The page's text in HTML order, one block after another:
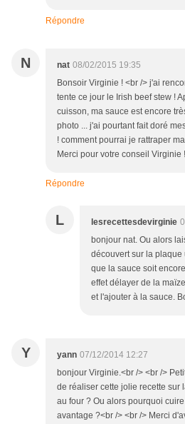
Répondre
N nat 08/02/2015 19:35
Bonsoir Virginie ! <br /> j'ai
tente ce jour le Irish beef stew !
cuisson, ma sauce est encore
photo ... j'ai pourtant fait doré
! comment pourrai je rattraper
Merci pour votre conseil Virginie
Répondre
L lesrecettesdevirginie
bonjour nat. Ou alors
découvert sur la plaque
que la sauce soit
effet délayer de la
et l'ajouter à la sauce.
Y yann 07/12/2014 12:27
bonjour Virginie.<br /> <br />
de réaliser cette jolie recette sur
au four ? Ou alors pourquoi
avantage ?<br /> <br /> Merci